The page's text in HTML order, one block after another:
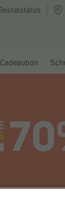
Cadeaubon